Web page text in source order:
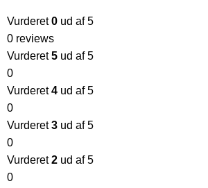
Vurderet0 ud af 5
0 reviews
Vurderet5 ud af 5
0
Vurderet4 ud af 5
0
Vurderet3 ud af 5
0
Vurderet2 ud af 5
0